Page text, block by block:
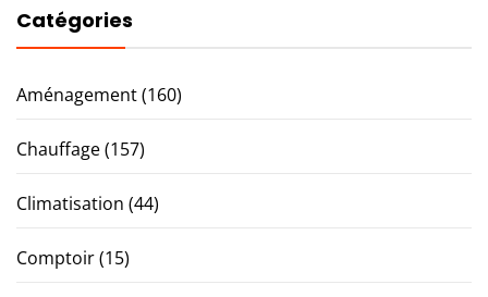
Catégories
Aménagement(160)
Chauffage(157)
Climatisation (44)
Comptoir(15)